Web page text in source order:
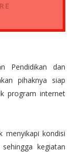
Pendidikan dan
pihaknya siap
program internet
menyikapi kondisi
kegiatan